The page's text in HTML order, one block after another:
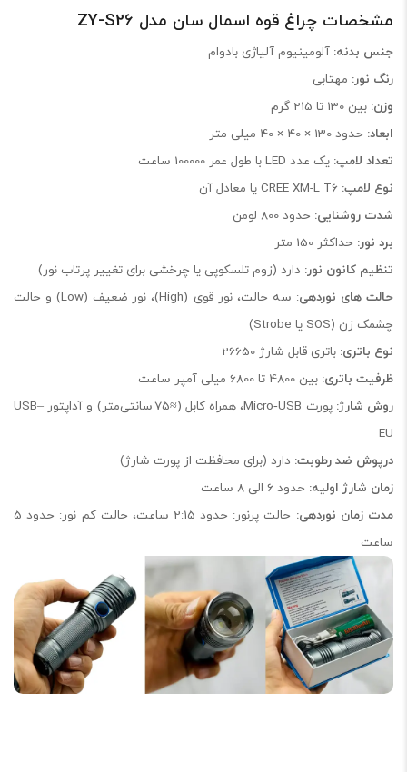
مشخصات چراغ قوه اسمال سان مدل ZY-S26
جنس بدنه: آلومینیوم آلیاژی بادوام
رنگ نور: مهتابی
وزن: بین 130 تا 215 گرم
ابعاد: حدود 130 × 40 × 40 میلی متر
تعداد لامپ: یک عدد LED با طول عمر 100000 ساعت
نوع لامپ: CREE XM-L T6 یا معادل آن
شدت روشنایی: حدود 800 لومن
برد نور: حداکثر 150 متر
تنظیم کانون نور: دارد (زوم تلسکوپی یا چرخشی برای تغییر پرتاب نور)
حالت های نوردهی
: سه حالت، نور قوی (High)، نور ضعیف (Low) و حالت
چشمک زن (SOS یا Strobe)
نوع باتری: باتری قابل شارژ 26650
ظرفیت باتری: بین 4800 تا 6800 میلی آمپر ساعت
روش شارژ:
پورت Micro‑USB، همراه کابل (≈75 سانتی‌متر) و آداپتور USB–
EU
درپوش ضد رطوبت: دارد (برای محافظت از پورت شارژ)
زمان شارژ اولیه: حدود 6 الی 8 ساعت
مدت زمان نوردهی:
حالت پرنور: حدود 2:15 ساعت، حالت کم نور: حدود 5
ساعت